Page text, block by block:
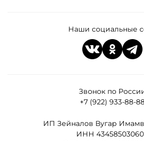
Звонок по
+7 (922) 933-88-
ИП Зейналов Вугар
ИНН
Наши социальные